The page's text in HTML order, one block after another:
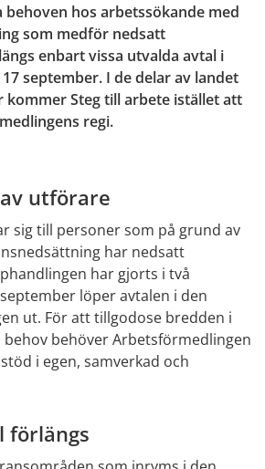
hos arbetssökande med
som medför nedsatt
enbart vissa utvalda avtal i
september. I de delar av landet
kommer Steg till arbete istället att
regi.
utförare
sig till personer som på grund av
har nedsatt
har gjorts i två
löper avtalen i den
ut. För att tillgodose bredden i
behov behöver Arbetsförmedlingen
i egen, samverkad och
förlängs